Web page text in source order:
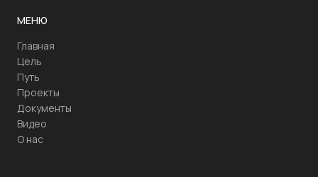
МЕНЮ
Главная
Цель
Путь
Проекты
Документы
Видео
О нас